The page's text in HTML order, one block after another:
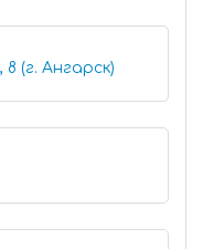
(г. Ангарск)